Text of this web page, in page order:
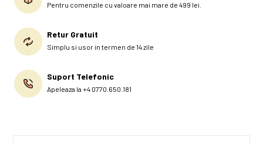
Pentru comenzile cu valoare mai mare de 499 lei.
Retur Gratuit
Simplu si usor in termen de 14 zile
Suport Telefonic
Apeleaza la +4 0770.650.181